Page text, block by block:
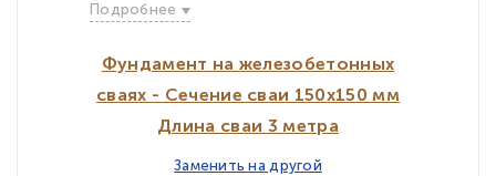
Подробнее
Фундамент на железобетонных
сваях - Сечение сваи 150х150 мм
Длина сваи 3 метра
Заменить на другой